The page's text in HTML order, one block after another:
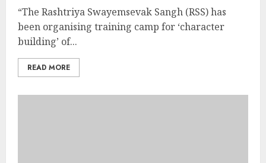
“The Rashtriya Swayemsevak Sangh (RSS) has
been organising training camp for ‘character
building’ of...
READ MORE